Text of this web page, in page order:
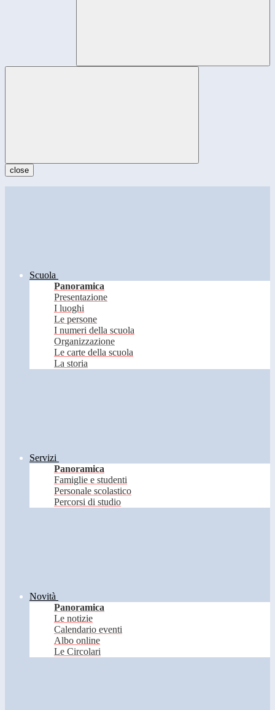
close
Scuola
Panoramica
Presentazione
I luoghi
Le persone
I numeri della scuola
Organizzazione
Le carte della scuola
La storia
Servizi
Panoramica
Famiglie e studenti
Personale scolastico
Percorsi di studio
Novità
Panoramica
Le notizie
Calendario eventi
Albo online
Le Circolari